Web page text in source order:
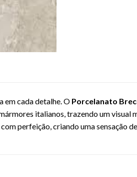
em cada detalhe. O Porcelanato
italianos, trazendo um visual
perfeição, criando uma sensação